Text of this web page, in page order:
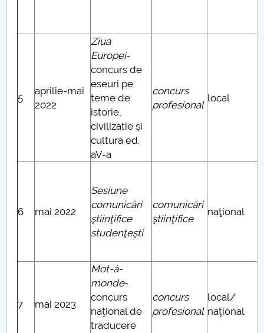
5
aprilie-mai
2022
Ziua
Europei-
concurs de
eseuri pe
teme de
istorie,
civilizatie și
cultură ed.
aV-a
concurs
profesional
local
6 mai 2022
Sesiune
comunicări
ştiinţifice
studenţeşti
comunicări
ştiinţifice
naţional
7 mai 2023
Mot-à-
monde-
concurs
naţional de
traducere
concurs
profesional
local/
naţional